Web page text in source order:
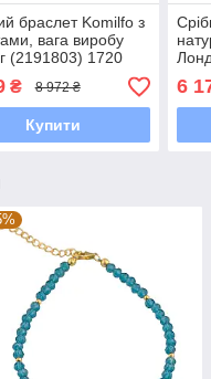
браслет Komilfo з
вага виробу
(2191803) 1720
₴ 8 972 ₴
Купити
г
6